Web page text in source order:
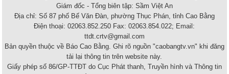
Giám đốc - Tổng biên tập: Sầm Việt An
Địa chỉ: Số 87 phố Bế Văn Đàn, phường Thục Phán, tỉnh Cao Bằng
Điện thoại: 02063.852.250 Fax: 02063.854.022; Email:
ttdt.crtv@gmail.com
Bản quyền thuộc về Báo Cao Bằng. Ghi rõ nguồn "caobangtv.vn" khi đăng
tải lại thông tin trên website này.
Giấy phép số 86/GP-TTĐT do Cục Phát thanh, Truyền hình và Thông tin